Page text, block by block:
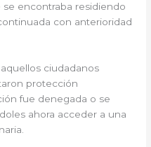
encontraba residiendo
con anterioridad
ciudadanos
protección
fue denegada o se
ahora acceder a una